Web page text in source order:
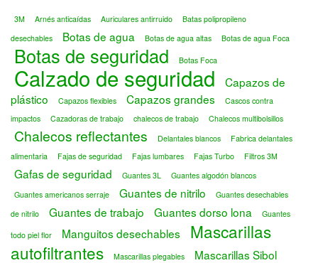
3M Arnés anticaídas Auriculares antirruido
Batas polipropileno
desechables
Botas de agua Botas de agua altas Botas de agua Foca
Botas de seguridad Botas Foca
Calzado de seguridad
Capazos de
plástico
Capazos flexibles Capazos grandes
Cascos contra
impactos
Cazadoras de trabajo chalecos de trabajo Chalecos multibolsillos
Chalecos reflectantes Delantales blancos
Fabrica delantales
alimentaria
Fajas de seguridad Fajas lumbares Fajas Turbo Filtros 3M
Gafas de seguridad Guantes 3L
Guantes algodón blancos
Guantes americanos serraje
Guantes de nitrilo
Guantes desechables
de nitrilo
Guantes de trabajo Guantes dorso lona
Guantes
todo piel flor
Manguitos desechables
Mascarillas
autofiltrantes
Mascarillas plegables Mascarillas Sibol